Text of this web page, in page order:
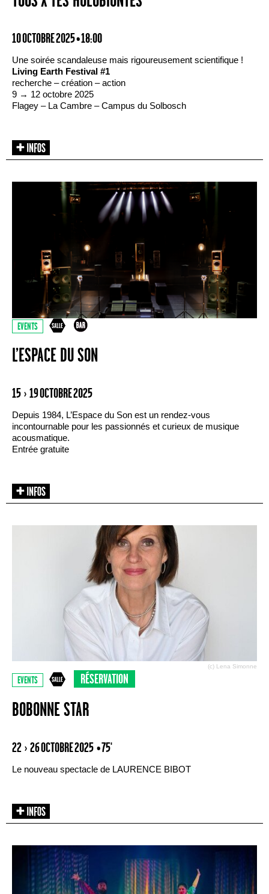
10 OCTOBRE 2025 • 18:00
Une soirée scandaleuse mais rigoureusement scientifique !
Living Earth Festival #1
recherche – création – action
9 → 12 octobre 2025
Flagey – La Cambre – Campus du Solbosch
EVENTS
L’ESPACE DU SON
15 › 19 OCTOBRE 2025
Depuis 1984, L’Espace du Son est un rendez-vous
incontournable pour les passionnés et curieux de musique
acousmatique.
Entrée gratuite
(c) Lena Simonne
EVENTS RÉSERVATION
BOBONNE STAR
22 › 26 OCTOBRE 2025 • 75'
Le nouveau spectacle de LAURENCE BIBOT